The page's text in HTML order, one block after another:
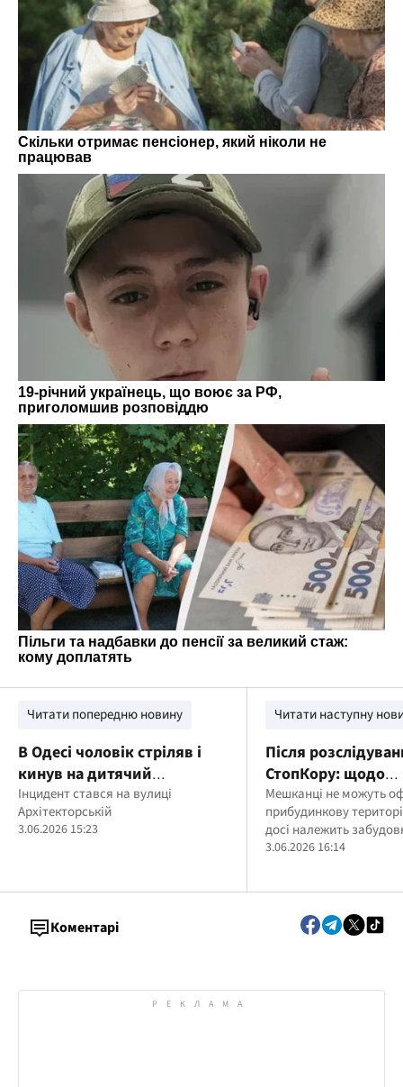
Читати попередню новину
В Одесі чоловік стріляв і
кинув на дитячий
майданчик предмет,
схожий на гранату
Інцидент стався на вулиці
Архітекторській
3.06.2026 15:23
Читати наступну
Після
СтопКору: щодо
нетішинського
Миклуша
кримінальне
Мешканці не можуть
прибудинкову
досі належить
3.06.2026 16:14
Коментарі